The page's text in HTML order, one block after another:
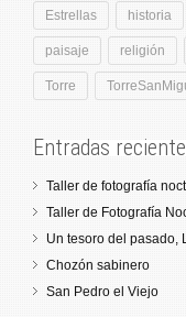
Estrellas historia
paisaje religión
Torre
Entradas
Taller de fotografía
Taller de Fotografía
Un tesoro del pasado,
Chozón sabinero
San Pedro el Viejo